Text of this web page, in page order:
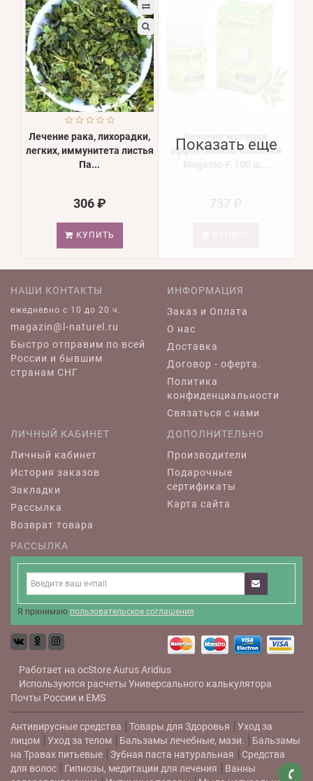
Лечение рака, лихорадки,
легких, иммунитета листья
Па...
306 ₽
КУПИТЬ
Лечение желудка,
эффективные таблетки
Показать еще
НАШИ КОНТАКТЫ
ежедневно c 10 до 20 ч.
magazin@l-naturel.ru
Быстро отправим по всей
России и бывшим
странам СНГ
ИНФОРМАЦИЯ
Заказ и Оплата
О нас
Доставка
Договор - оферта.
Политика
конфиденциальности
Связаться с нами
ЛИЧНЫЙ КАБИНЕТ
Личный кабинет
История заказов
Закладки
Рассылка
Возврат товара
ДОПОЛНИТЕЛЬНО
Производители
Подарочные
сертификаты
Карта сайта
РАССЫЛКА
Я принимаю пользовательское соглашения
Работает на ocStoreAurusAridius
Используются расчеты Универсального калькулятора
Почты России и EMS
Антивирусные средства Товары для Здоровья
Уход за
лицом
Уход за телом Бальзамы лечебные, мази.
Бальзамы
на Травах питьевые
Зубная паста натуральная
Средства
для волос
Гипнозы, медитации для лечения
Ванны